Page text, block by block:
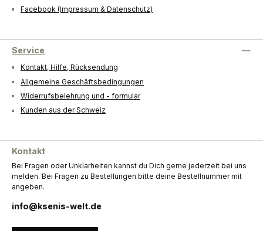
Facebook (Impressum & Datenschutz)
Service
Kontakt, Hilfe, Rücksendung
Allgemeine Geschäftsbedingungen
Widerrufsbelehrung und - formular
Kunden aus der Schweiz
Kontakt
Bei Fragen oder Unklarheiten kannst du Dich gerne jederzeit bei uns
melden. Bei Fragen zu Bestellungen bitte deine Bestellnummer mit
angeben.
info@ksenis-welt.de